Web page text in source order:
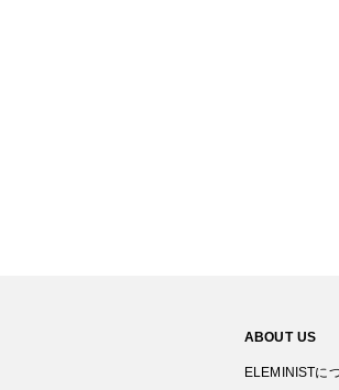
ABOUT US
ELEMINISTに